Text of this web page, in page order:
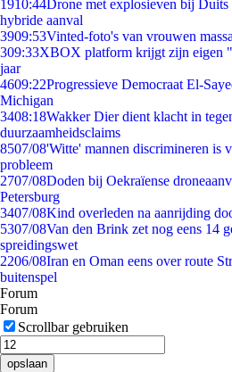
1910:44Drone met explosieven bij
hybride aanval
3909:53Vinted-foto's van vrouwen
309:33XBOX platform krijgt zijn eigen
jaar
4609:22Progressieve Democraat El-
Michigan
3408:18Wakker Dier dient klacht in
duurzaamheidsclaims
8507/08'Witte' mannen discrimineren is
probleem
2707/08Doden bij Oekraïense
Petersburg
3407/08Kind overleden na aanrijding
5307/08Van den Brink zet nog eens 14
spreidingswet
2206/08Iran en Oman eens over route
buitenspel
Forum
Forum
Scrollbar gebruiken
opslaan